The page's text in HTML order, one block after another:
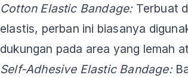
Cotton Elastic Bandage: Terbuat
elastis, perban ini biasanya
dukungan pada area yang lemah
Self-Adhesive Elastic Bandage: